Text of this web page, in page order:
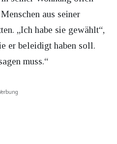
aus seiner
„Ich habe sie gewählt“,
er beleidigt haben soll.
muss.“